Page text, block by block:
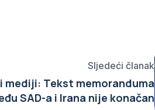
Sljedeći članak
mediji: Tekst memoranduma
SAD-a i Irana nije konačan